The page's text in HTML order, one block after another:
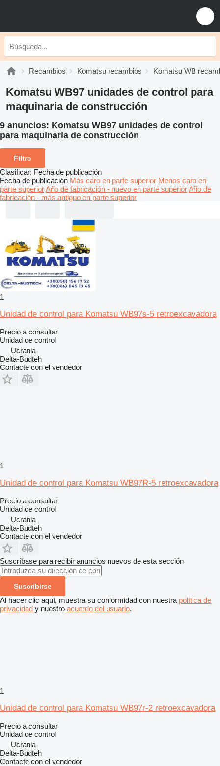
Recambios Komatsu recambios Komatsu WB
Komatsu WB97 unidades de control para
maquinaria de construcción
9 anuncios: Komatsu WB97 unidades de control
para maquinaria de construcción
Filtro
Clasificar: Fecha de publicación
Fecha de publicación Más caro en parte superior Menos caro en
parte superiorAño de fabricación - nuevo en parte superiorAño de
fabricación - más antiguo en parte superior
1
Unidad de control para Komatsu WB97s-5 retroexcavadora
Precio a consultar
Unidad de control
Ucrania
Delta-Budteh
Contacte con el vendedor
1
Unidad de control para Komatsu WB97R-5 retroexcavadora
Precio a consultar
Unidad de control
Ucrania
Delta-Budteh
Contacte con el vendedor
Suscríbase para recibir anuncios nuevos de esta sección
Suscribirse
Al hacer clic aquí, muestra su conformidad con nuestra política de
privacidad y nuestro acuerdo del usuario.
1
Unidad de control para Komatsu WB97r-2 retroexcavadora
Precio a consultar
Unidad de control
Ucrania
Delta-Budteh
Contacte con el vendedor